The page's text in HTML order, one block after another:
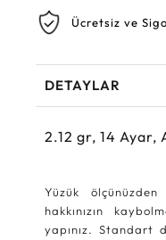
Ücretsiz ve
DETAYLAR
2.12gr,14Ayar,
Yüzük
hakkınızın
yapınız. Standart